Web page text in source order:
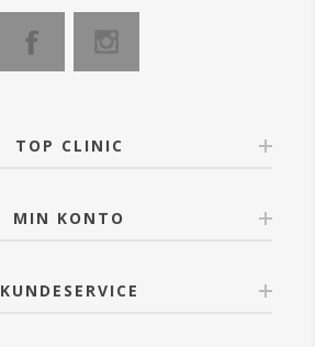
TOP CLINIC
MIN KONTO
KUNDESERVICE